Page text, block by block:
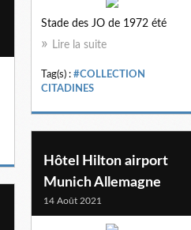
Stade des JO de 1972 été
Lire la suite
Tag(s) : #COLLECTION
CITADINES
Hôtel Hilton airport
Munich Allemagne
14 Août 2021